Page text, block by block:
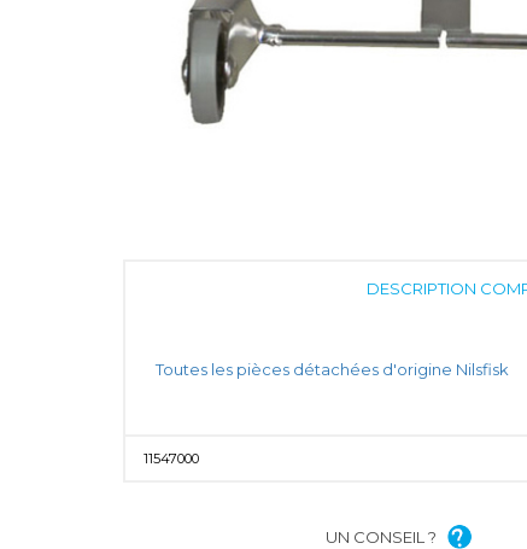
DESCRIPTION
Toutes les pièces détachées d'origine Nilsfisk
11547000
UN CONSEIL ?